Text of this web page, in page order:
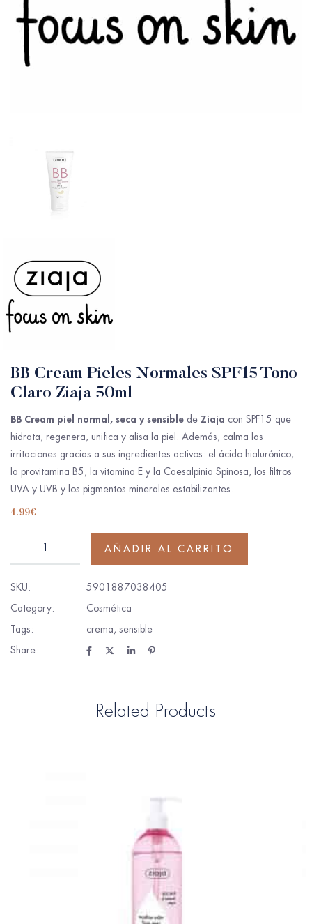
BB Cream Pieles Normales SPF15 Tono
Claro Ziaja 50ml
BB Cream piel normal, seca y sensible de Ziaja con SPF15 que
hidrata, regenera, unifica y alisa la piel. Además, calma las
irritaciones gracias a sus ingredientes activos: el ácido hialurónico,
la provitamina B5, la vitamina E y la Caesalpinia Spinosa, los filtros
UVA y UVB y los pigmentos minerales estabilizantes.
4.99€
AÑADIR AL CARRITO
SKU:
5901887038405
Category:
Cosmética
Tags:
crema, sensible
Share:
Related Products